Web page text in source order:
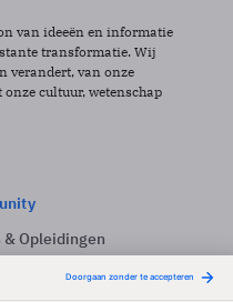
van ideeën en informatie
transformatie. Wij
verandert, van onze
cultuur, wetenschap
& Opleidingen